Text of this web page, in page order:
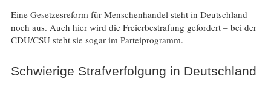
Eine Gesetzesreform für Menschenhandel steht in Deutschland
noch aus. Auch hier wird die Freierbestrafung gefordert – bei der
CDU/CSU steht sie sogar im Parteiprogramm.
Schwierige Strafverfolgung in Deutschland